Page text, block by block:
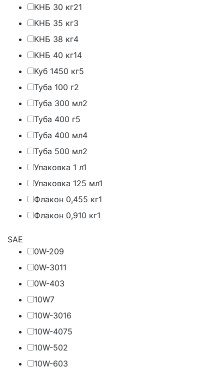
КНБ 30 кг21
КНБ 35 кг3
КНБ 38 кг4
КНБ 40 кг14
Куб 1450 кг5
Туба 100 г2
Туба 300 мл2
Туба 400 г5
Туба 400 мл4
Туба 500 мл2
Упаковка 1 л1
Упаковка 125 мл1
Флакон 0,455 кг1
Флакон 0,910 кг1
SAE
0W-209
0W-3011
0W-403
10W7
10W-3016
10W-4075
10W-502
10W-603